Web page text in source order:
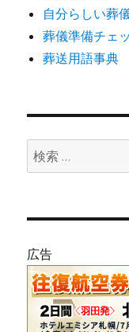
自分らしい葬
葬儀準備チェ
葬送用語事典
検
索:
広告